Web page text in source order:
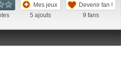
Mes jeux
5 ajouts
Devenir fan !
9 fans